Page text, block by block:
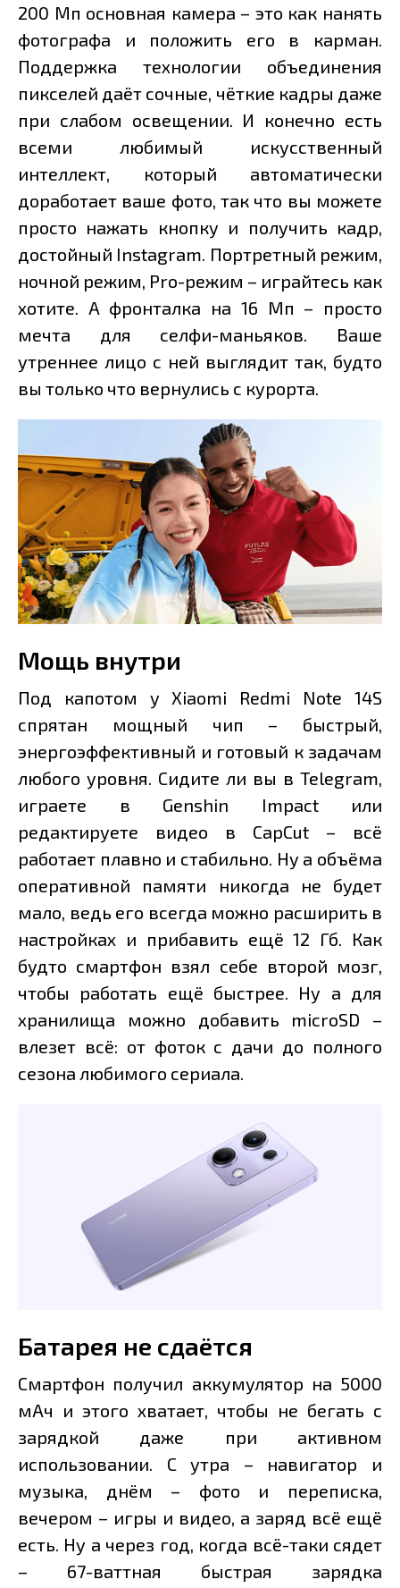
200 Мп основная камера – это как нанять
фотографа и положить его в карман.
Поддержка технологии объединения
пикселей даёт сочные, чёткие кадры даже
при слабом освещении. И конечно есть
всеми любимый искусственный
интеллект, который автоматически
доработает ваше фото, так что вы можете
просто нажать кнопку и получить кадр,
достойный Instagram. Портретный режим,
ночной режим, Pro-режим – играйтесь как
хотите. А фронталка на 16 Мп – просто
мечта для селфи-маньяков. Ваше
утреннее лицо с ней выглядит так, будто
вы только что вернулись с курорта.
Мощь внутри
Под капотом у Xiaomi Redmi Note 14S
спрятан мощный чип – быстрый,
энергоэффективный и готовый к задачам
любого уровня. Сидите ли вы в Telegram,
играете в Genshin Impact или
редактируете видео в CapCut – всё
работает плавно и стабильно. Ну а объёма
оперативной памяти никогда не будет
мало, ведь его всегда можно расширить в
настройках и прибавить ещё 12 Гб. Как
будто смартфон взял себе второй мозг,
чтобы работать ещё быстрее. Ну а для
хранилища можно добавить microSD –
влезет всё: от фоток с дачи до полного
сезона любимого сериала.
Батарея не сдаётся
Смартфон получил аккумулятор на 5000
мАч и этого хватает, чтобы не бегать с
зарядкой даже при активном
использовании. С утра – навигатор и
музыка, днём – фото и переписка,
вечером – игры и видео, а заряд всё ещё
есть. Ну а через год, когда всё-таки сядет
– 67-ваттная быстрая зарядка